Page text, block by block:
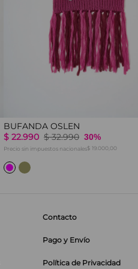
BUFANDA OSLEN
$ 22.990 $ 32.990 30%
Precio sin impuestos nacionales$ 19.000,00
Contacto
Pago y Envío
Política de Privacidad